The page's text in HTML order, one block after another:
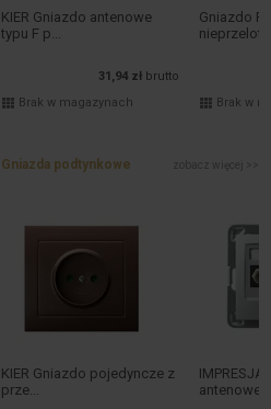
KIER Gniazdo antenowe
typu F p...
31,94 zł
brutto
Brak w magazynach
Gniazdo
Brak w
Gniazda podtynkowe zobacz więcej >>
KIER Gniazdo pojedyncze z
prze...
antenowe